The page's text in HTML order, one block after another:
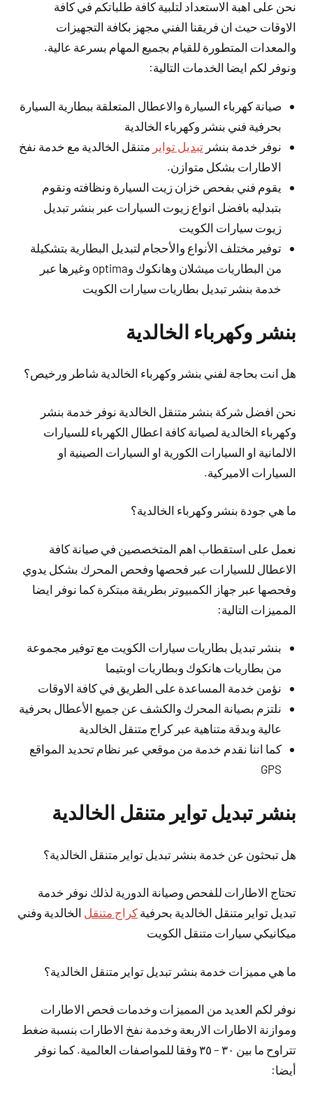
نحن على اهبة الاستعداد لتلبية كافة طلباتكم في كافة
الاوقات حيث ان فريقنا الفني مجهز بكافة التجهيزات
والمعدات المتطورة للقيام بجميع المهام بسرعة عالية.
ونوفر لكم ايضا الخدمات التالية:
صيانة كهرباء السيارة والاعطال المتعلقة ببطارية السيارة
بحرفية فني بنشر وكهرباء الخالدية
نوفر خدمة بنشرتبديل تواير متنقل الخالدية مع خدمة نفخ
الاطارات بشكل متوازن.
يقوم فني بفحص خزان زيت السيارة ونظافته ونقوم
بتبدليه بافضل انواع زيوت السيارات عبر بنشر تبديل
زيوت سيارات الكويت
توفير مختلف الأنواع والأحجام لتبديل البطارية بتشكيلة
من البطاريات ميشلان وهانكوك وoptima وغيرها عبر
خدمة بنشر تبديل بطاريات سيارات الكويت
بنشر وكهرباء الخالدية
هل انت بحاجة لفني بنشر وكهرباء الخالدية شاطر ورخيص؟
نحن افضل شركة بنشر متنقل الخالدية نوفر خدمة بنشر
وكهرباء الخالدية لصيانة كافة اعطال الكهرباء للسيارات
الالمانية او السيارات الكورية او السيارات الصينية او
السيارات الاميركية.
ما هي جودة بنشر وكهرباء الخالدية؟
نعمل على استقطاب اهم المتخصصين في صيانة كافة
الاعطال للسيارات عبر فحصها وفحص المحرك بشكل يدوي
وفحصها عبر جهاز الكمبيوتر بطريقة مبتكرة كما نوفر ايضا
المميزات التالية:
بنشر تبديل بطاريات سيارات الكويت مع توفير مجموعة
من بطاريات هانكوك وبطاريات اوبتيما
نؤمن خدمة المساعدة على الطريق في كافة الاوقات
نلتزم بصيانة المحرك والكشف عن جميع الأعطال بحرفية
عالية وبدقة متناهية عبر كراج متنقل الخالدية
كما اننا نقدم خدمة من موقعي عبر نظام تحديد المواقع
GPS
بنشر تبديل تواير متنقل الخالدية
هل تبحثون عن خدمة بنشر تبديل تواير متنقل الخالدية؟
تحتاج الاطارات للفحص وصيانة الدورية لذلك نوفر خدمة
تبديل تواير متنقل الخالدية بحرفية كراج متنقل الخالدية وفني
ميكانيكي سيارات متنقل الكويت
ما هي مميزات خدمة بنشر تبديل تواير متنقل الخالدية؟
نوفر لكم العديد من المميزات وخدمات فحص الاطارات
وموازنة الاطارات الاربعة وخدمة نفخ الاطارات بنسبة ضغط
تتراوح ما بين ٣٠ – ٣٥ وفقا للمواصفات العالمية. كما نوفر
أيضا: